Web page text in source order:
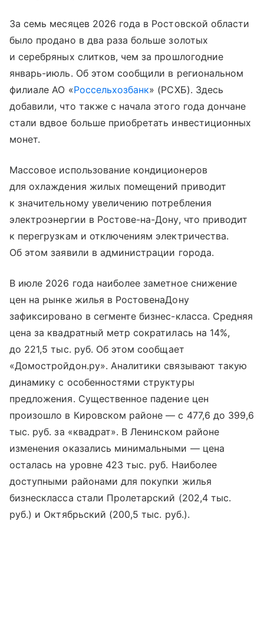
За семь месяцев 2026 года в Ростовской области
было продано в два раза больше золотых
и серебряных слитков, чем за прошлогодние
январь-июль. Об этом сообщили в региональном
филиале АО «Россельхозбанк» (РСХБ). Здесь
добавили, что также с начала этого года дончане
стали вдвое больше приобретать инвестиционных
монет.
Массовое использование кондиционеров
для охлаждения жилых помещений приводит
к значительному увеличению потребления
электроэнергии в Ростове-на-Дону, что приводит
к перегрузкам и отключениям электричества.
Об этом заявили в администрации города.
В июле 2026 года наиболее заметное снижение
цен на рынке жилья в РостовенаДону
зафиксировано в сегменте бизнес-класса. Средняя
цена за квадратный метр сократилась на 14%,
до 221,5 тыс. руб. Об этом сообщает
«Домостройдон.ру». Аналитики связывают такую
динамику с особенностями структуры
предложения. Существенное падение цен
произошло в Кировском районе — с 477,6 до 399,6
тыс. руб. за «квадрат». В Ленинском районе
изменения оказались минимальными — цена
осталась на уровне 423 тыс. руб. Наиболее
доступными районами для покупки жилья
бизнескласса стали Пролетарский (202,4 тыс.
руб.) и Октябрьский (200,5 тыс. руб.).